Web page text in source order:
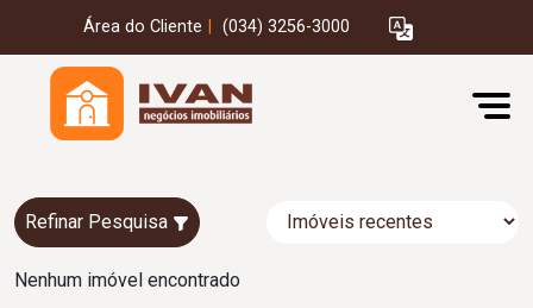
Área do Cliente (034) 3256-3000
Refinar Pesquisa
Nenhum imóvel encontrado